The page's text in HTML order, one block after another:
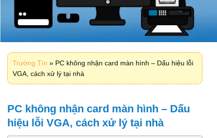
Trường Tín » PC không nhận card màn hình – Dấu hiệu lỗi
VGA, cách xử lý tại nhà
PC không nhận card màn hình – Dấu
hiệu lỗi VGA, cách xử lý tại nhà